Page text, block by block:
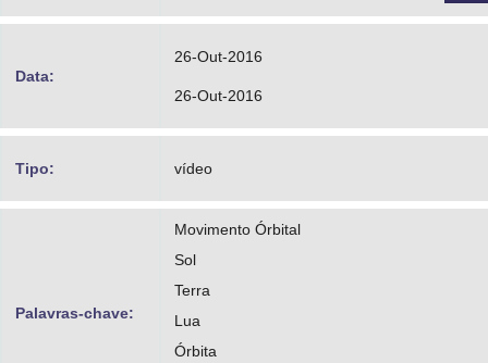
Data:
26-Out-2016
26-Out-2016
Tipo: vídeo
Palavras-chave:
Movimento Órbital
Sol
Terra
Lua
Órbita